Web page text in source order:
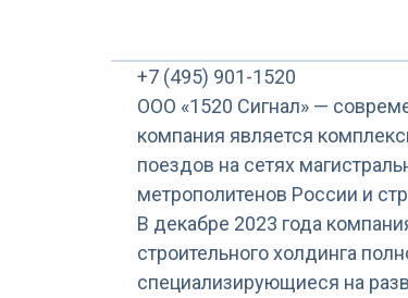
+7 (495) 901-1520
ООО «1520 Сигнал» —
компания является
поездов на сетях
метрополитенов России и
В декабре 2023 года
строительного холдинга
специализирующиеся на